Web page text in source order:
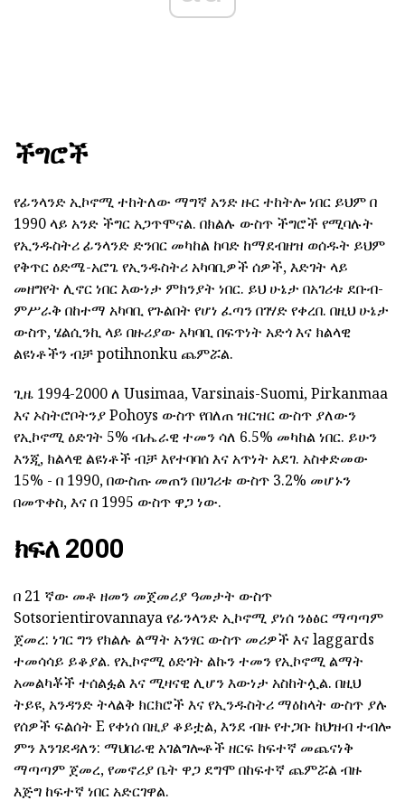
ችግሮች
የፊንላንድ ኢኮኖሚ ተከትለው ማግኛ አንድ ዙር ተከትሎ ነበር ይህም በ
1990 ላይ አንድ ችግር አጋጥሞናል. በክልሉ ውስጥ ችግሮች የሚባሉት
የኢንዱስትሪ ፊንላንድ ድንበር መካከል ከባድ ከማደብዘዝ ወሰዱት ይህም
የቅጥር ዕድሜ-አሮጌ የኢንዱስትሪ አካባቢዎች ሰዎች, እድገት ላይ
መዘግየት ሊኖር ነበር እውነታ ምክንያት ነበር. ይህ ሁኔታ በአገሪቱ ደቡብ-
ምሥራቅ በከተማ አካባቢ የጉልበት የሆነ ፈጣን በገሃድ የቀረበ. በዚህ ሁኔታ
ውስጥ, ሄልሲንኪ ላይ በዙሪያው አካባቢ በፍጥነት አድጎ እና ክልላዊ
ልዩነቶችን ብቻ potihnonku ጨምሯል.
ጊዜ 1994-2000 ለ Uusimaa, Varsinais-Suomi, Pirkanmaa
እና ኦስትሮቦትንያ Pohoys ውስጥ የበለጠ ዝርዝር ውስጥ ያለውን
የኢኮኖሚ ዕድገት 5% ብሔራዊ ተመን ሳለ 6.5% መካከል ነበር. ይሁን
እንጂ, ክልላዊ ልዩነቶች ብቻ እየተባባሰ እና አጥነት አደገ. አስቀድመው
15% - በ 1990, በውስጡ መጠን በሀገሪቱ ውስጥ 3.2% መሆኑን
በመጥቀስ, እና በ 1995 ውስጥ ዋጋ ነው.
ክፍለ 2000
በ 21 ኛው መቶ ዘመን መጀመሪያ ዓመታት ውስጥ
Sotsorientirovannaya የፊንላንድ ኢኮኖሚ ያነሰ ንፅፅር ማጣጣም
ጀመረ: ነገር ግን የክልሉ ልማት አንፃር ውስጥ መሪዎች እና laggards
ተመሳሳይ ይቆያል. የኢኮኖሚ ዕድገት ልኩን ተመን የኢኮኖሚ ልማት
አመልካቾች ተሰልፏል እና ሚዛናዊ ሊሆን እውነታ አስከትሏል. በዚህ
ትይዩ, አንዳንድ ትላልቅ ክርክሮች እና የኢንዱስትሪ ማዕከላት ውስጥ ያሉ
የሰዎች ፍልሰት E የቀነሰ በዚያ ቆይቷል, እንደ ብዙ የተጋቡ ከህዝብ ተብሎ
ምን እንገደዳለን: ማህበራዊ አገልግሎቶች ዘርፍ ከፍተኛ መጨናነቅ
ማጣጣም ጀመረ, የመኖሪያ ቤት ዋጋ ደግሞ በከፍተኛ ጨምሯል ብዙ
እጅግ ከፍተኛ ነበር አድርገዋል.